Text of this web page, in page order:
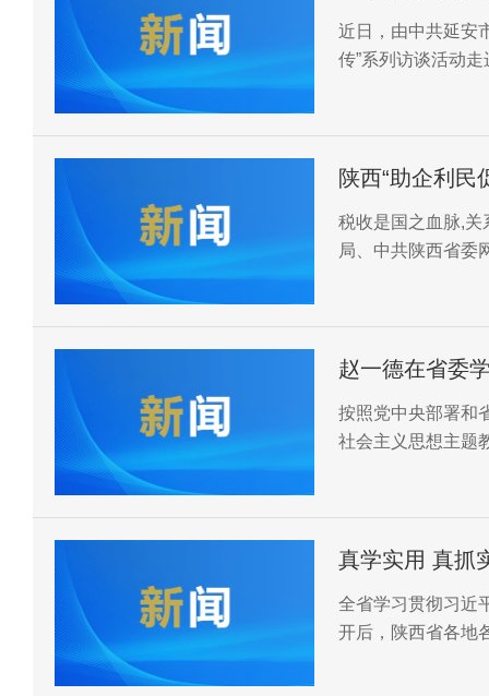
近日，由中共延安
传”系列访谈活动
陕西“助企利民
宣传活动火热
税收是国之血脉,
局、中共陕西省委
赵一德在省委
想主题教育读
联系实际学 专
按照党中央部署和
社会主义思想主题
真学实用 真抓
全省学习贯彻习近
开后，陕西省各地